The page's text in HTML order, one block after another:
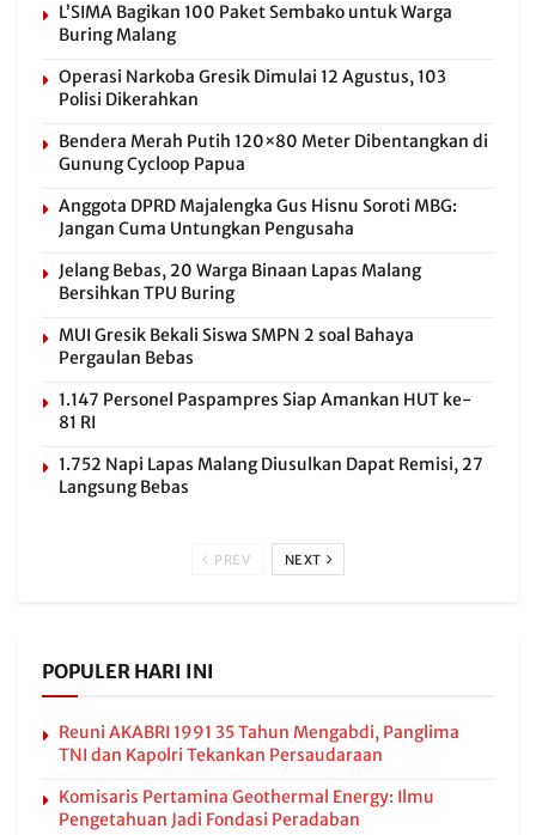
L’SIMA Bagikan 100 Paket Sembako untuk Warga
Buring Malang
Operasi Narkoba Gresik Dimulai 12 Agustus, 103
Polisi Dikerahkan
Bendera Merah Putih 120×80 Meter Dibentangkan di
Gunung Cycloop Papua
Anggota DPRD Majalengka Gus Hisnu Soroti MBG:
Jangan Cuma Untungkan Pengusaha
Jelang Bebas, 20 Warga Binaan Lapas Malang
Bersihkan TPU Buring
MUI Gresik Bekali Siswa SMPN 2 soal Bahaya
Pergaulan Bebas
1.147 Personel Paspampres Siap Amankan HUT ke-
81 RI
1.752 Napi Lapas Malang Diusulkan Dapat Remisi, 27
Langsung Bebas
PREV NEXT
POPULER HARI INI
Reuni AKABRI 1991 35 Tahun Mengabdi, Panglima
TNI dan Kapolri Tekankan Persaudaraan
Komisaris Pertamina Geothermal Energy: Ilmu
Pengetahuan Jadi Fondasi Peradaban